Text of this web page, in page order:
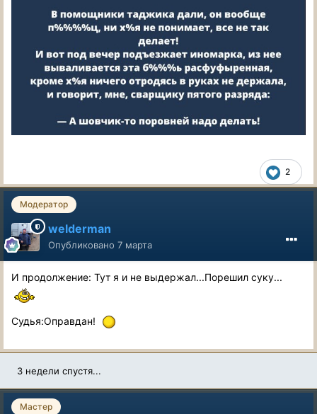
2
Модератор
welderman
Опубликовано 7 марта
И продолжение: Тут я и не выдержал...Порешил суку...
Судья:Оправдан!
3 недели спустя...
Мастер